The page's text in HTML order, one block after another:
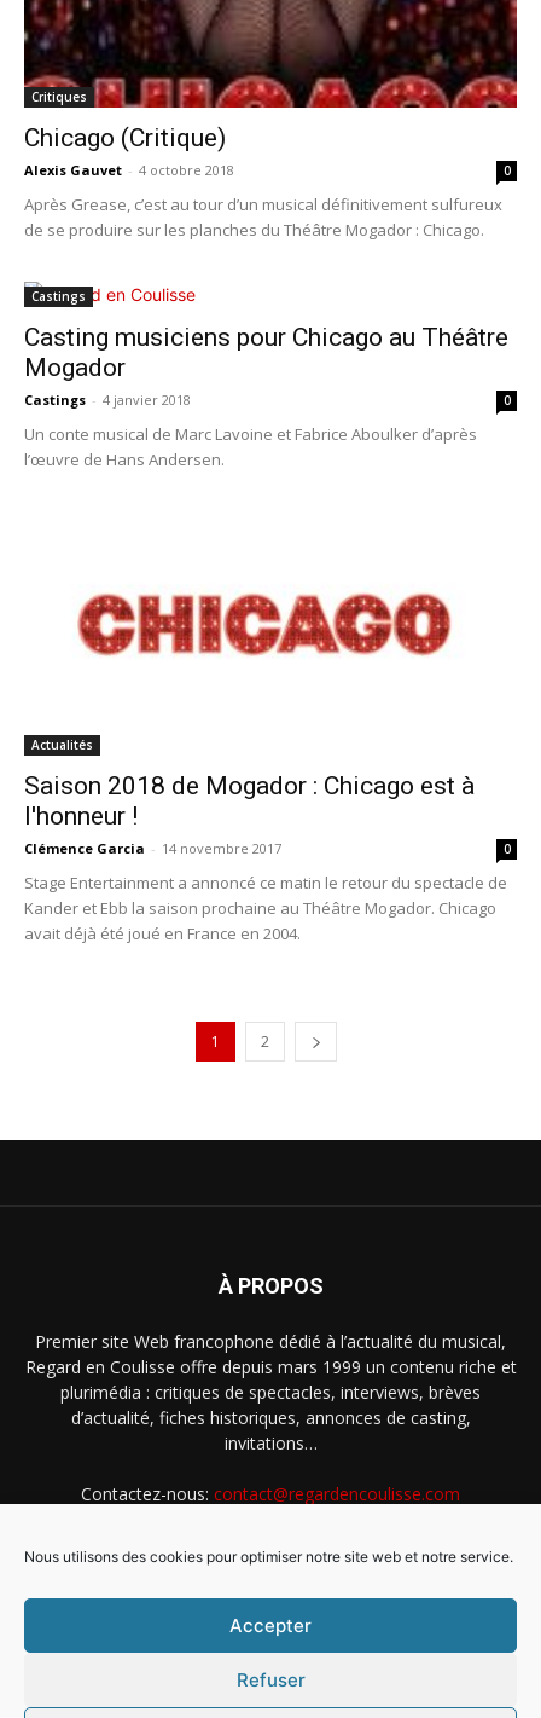
Nous utilisons des cookies pour optimiser notre site web et notre service.
Accepter
Refuser
Critiques
Chicago (Critique)
Alexis Gauvet - 4 octobre 2018 0
Après Grease, c’est au tour d’un musical définitivement sulfureux
de se produire sur les planches du Théâtre Mogador : Chicago.
Castings
Casting musiciens pour Chicago au Théâtre
Mogador
Castings - 4 janvier 2018 0
Un conte musical de Marc Lavoine et Fabrice Aboulker d’après
l’œuvre de Hans Andersen.
Actualités
Saison 2018 de Mogador : Chicago est à
l'honneur !
Clémence Garcia - 14 novembre 2017 0
Stage Entertainment a annoncé ce matin le retour du spectacle de
Kander et Ebb la saison prochaine au Théâtre Mogador. Chicago
avait déjà été joué en France en 2004.
1 2
À PROPOS
Premier site Web francophone dédié à l’actualité du musical,
Regard en Coulisse offre depuis mars 1999 un contenu riche et
plurimédia : critiques de spectacles, interviews, brèves
d’actualité, fiches historiques, annonces de casting,
invitations…
Contactez-nous: contact@regardencoulisse.com